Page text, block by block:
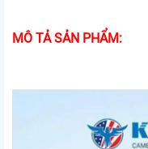
MÔ TẢ SẢN PHẨM: